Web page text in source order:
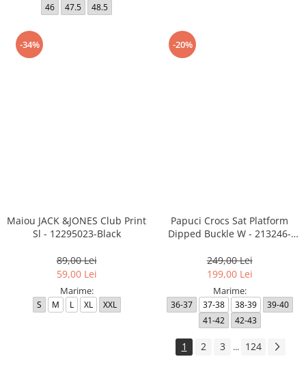
46 47.5 48.5
-34%
Maiou JACK &JONES Club Print
Sl - 12295023-Black
89,00 Lei
59,00 Lei
Marime:
S M L XL XXL
-20%
Papuci Crocs Sat Platform
Dipped Buckle W - 213246-
249,00 Lei
199,00 Lei
Marime:
36-37 37-38 38-39
39-40
41-42
42-43
1 2 3 ... 124